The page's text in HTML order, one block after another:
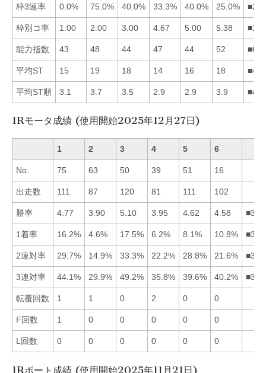
枠3連率 0.0% 75.0% 40.0% 33.3% 40.0% 25.0%
枠別コ率 1.00 2.00 3.00 4.67 5.00 5.38
能力指数 43 48 44 47 44 52
平均ST 15 19 18 14 16 18
平均ST順 3.1 3.7 3.5 2.9 2.9 3.9
1Rモータ成績 (使用開始2025年12月27日)
1 2 3 4 5 6
No. 75 63 50 39 51 16
出走数 111 87 120 81 111 102
勝率 4.77 3.90 5.10 3.95 4.62 4.58
1着率 16.2% 4.6% 17.5% 6.2% 8.1% 10.8%
2連対率 29.7% 14.9% 33.3% 22.2% 28.8% 21.6%
3連対率 44.1% 29.9% 49.2% 35.8% 39.6% 40.2%
転覆回数 1 1 0 2 0 0
F回数 1 0 0 0 0 0
L回数 0 0 0 0 0 0
1Rボート成績 (使用開始2025年11月21日)